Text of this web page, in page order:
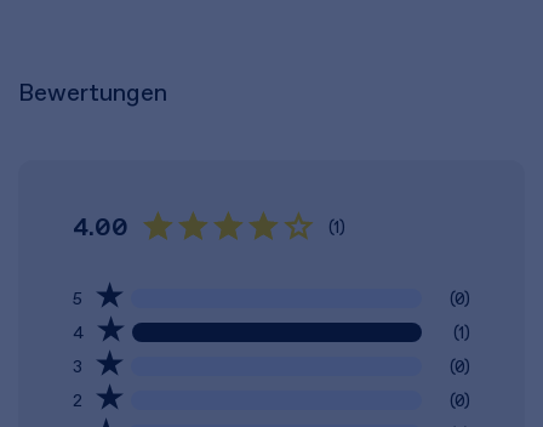
Bewertungen
4.00 (1)
5
(0)
4
(1)
3
(0)
2
(0)